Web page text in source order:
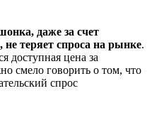
даже за счет
теряет спроса на рынке.
доступная цена за
смело говорить о том, что
спрос